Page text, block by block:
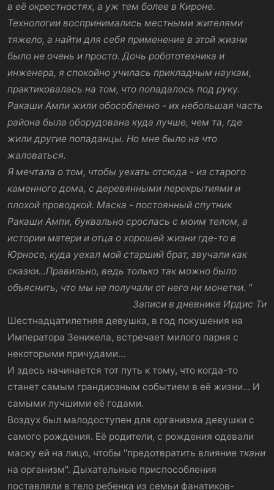
в её окрестностях, а уж тем более в Кироне.
Технологии воспринимались местными жителями
тяжело, а найти для себя применение в этой жизни
было не очень и просто. Дочь робототехника и
инженера, я спокойно училась прикладным наукам,
практиковалась на том, что попадалось под руку.
Ракаши Ампи жили обособленно - их небольшая часть
района была оборудована куда лучше, чем та, где
жили другие попаданцы. Но мне было на что
жаловаться.
Я мечтала о том, чтобы уехать отсюда - из старого
каменного дома, с деревянными перекрытиями и
плохой проводкой. Маска - постоянный спутник
Ракаши Ампи, буквально срослась с моим телом, а
истории матери и отца о хорошей жизни где-то в
Юрносе, куда уехал мой старший брат, звучали как
сказки...Правильно, ведь только так можно было
объяснить, что мы не получали от него ни монетки. "
Записи в дневнике Ирдис Ти
Шестнадцатилетняя девушка, в год покушения на
Императора Зеникела, встречает милого парня с
некоторыми причудами...
И здесь начинается тот путь к тому, что когда-то
станет самым грандиозным событием в её жизни... И
самыми лучшими её годами.
Воздух был малодоступен для организма девушки с
самого рождения. Её родители, с рождения одевали
маску ей на лицо, чтобы "предотвратить влияние ткани
на организм". Дыхательные приспособления
поставляли в тело ребенка из семьи фанатиков-